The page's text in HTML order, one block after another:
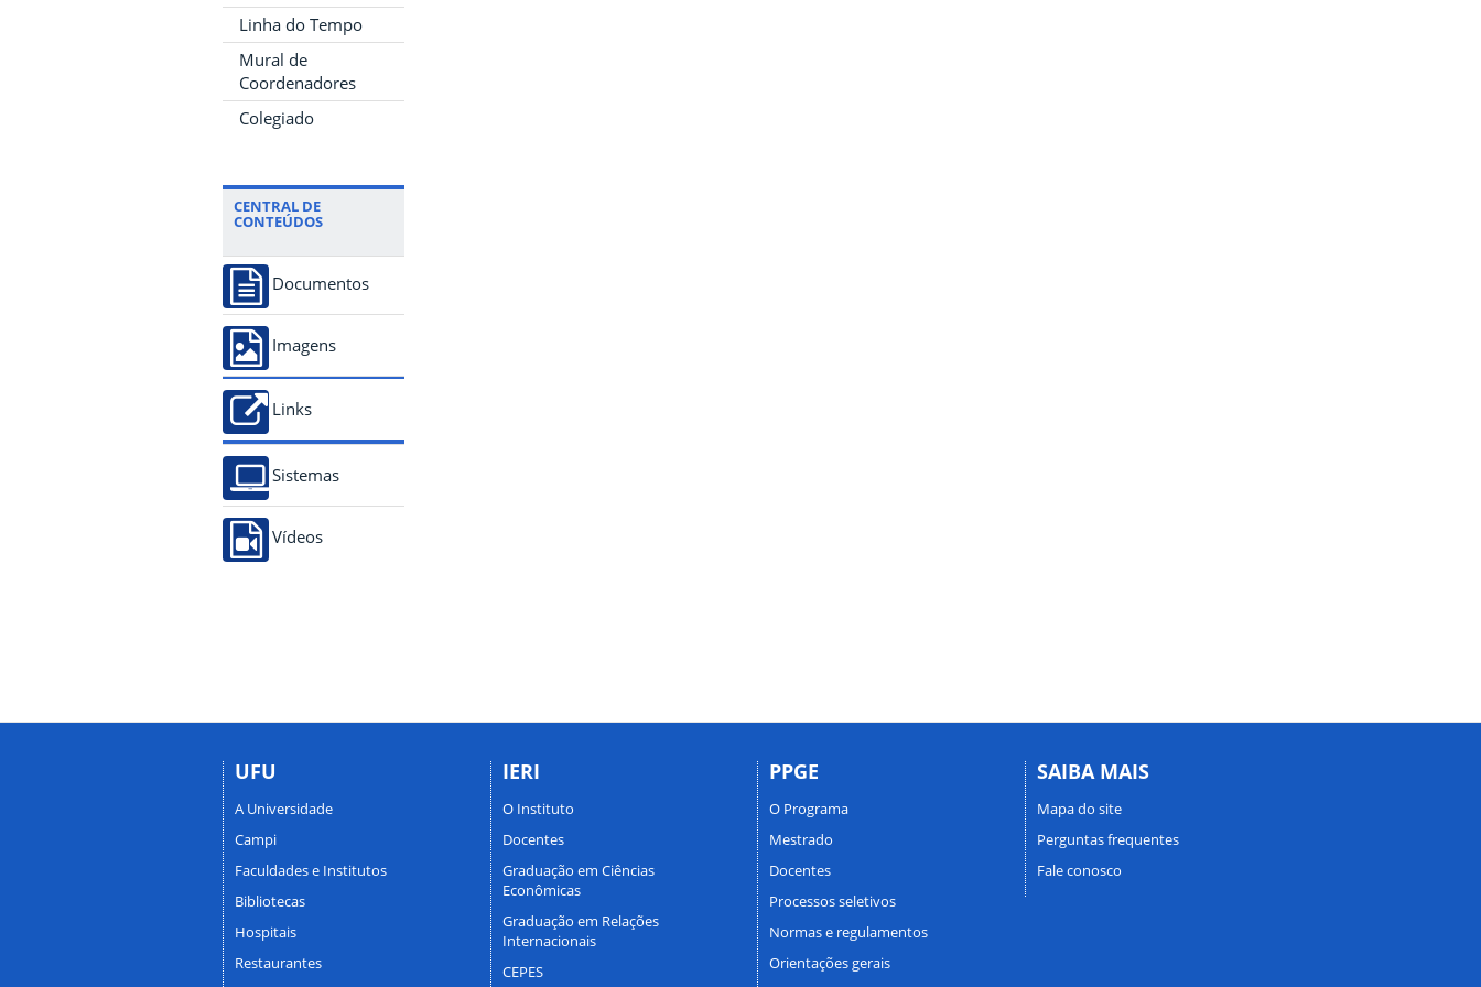
Linha do Tempo
Mural de
Coordenadores
Colegiado
CENTRAL DE
CONTEÚDOS
Documentos
Imagens
Links
Sistemas
Vídeos
UFU
A Universidade
Campi
Faculdades e Institutos
Bibliotecas
Hospitais
Restaurantes
IERI
O Instituto
Docentes
Graduação em Ciências
Econômicas
Graduação em Relações
Internacionais
CEPES
PPGE
O Programa
Mestrado
Docentes
Processos seletivos
Normas e regulamentos
Orientações gerais
SAIBA MAIS
Mapa do site
Perguntas frequentes
Fale conosco